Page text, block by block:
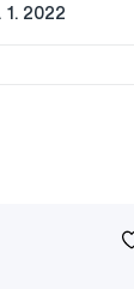
1. 2022